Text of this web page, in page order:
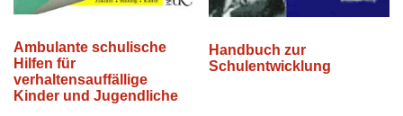
Ambulante schulische
Hilfen für
verhaltensauffällige
Kinder und Jugendliche
Handbuch zur
Schulentwicklung